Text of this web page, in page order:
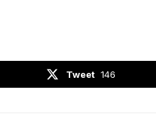
Tweet 146